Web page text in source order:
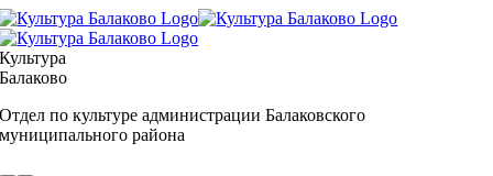
Skip
to
content
Культура
Балаково
Отдел по культуре администрации Балаковского
муниципального района